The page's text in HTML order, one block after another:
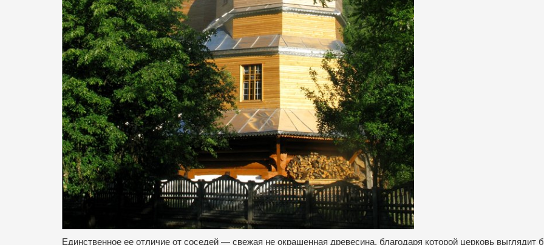
Единственное ее отличие от соседей — свежая не окрашенная древесина, благодаря которой церковь выглядит